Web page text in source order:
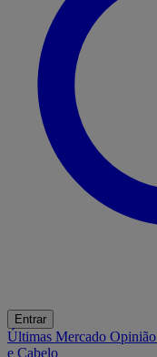
Entrar
Últimas Mercado Opinião
e Cabelo